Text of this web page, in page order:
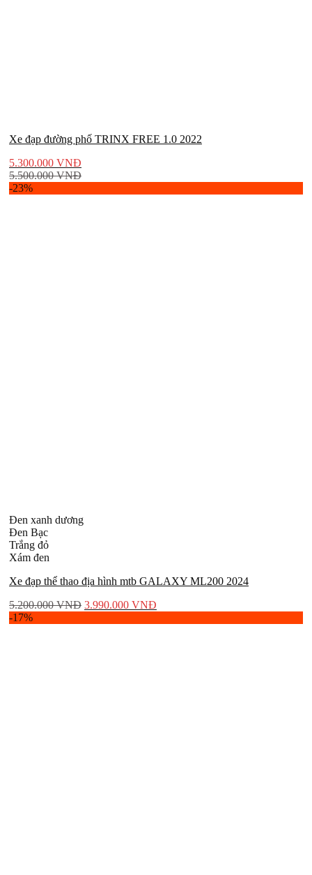
Xe đạp đường phố TRINX FREE 1.0 2022
5.300.000 VNĐ
5.500.000VNĐ
-23%
Đen xanh dương
Đen Bạc
Trắng đỏ
Xám đen
Xe đạp thể thao địa hình mtb GALAXY ML200 2024
5.200.000VNĐ 3.990.000 VNĐ
-17%